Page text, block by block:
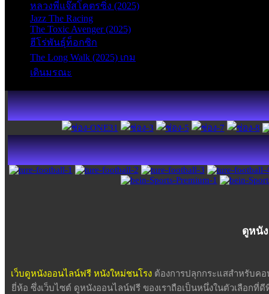
หลวงพี่แจ๊สโคตรซิ่ง (2025)
Jazz The Racing
The Toxic Avenger (2025)
ฮีโร่พันธุ์ท็อกซิก
The Long Walk (2025) เกม
เดินมรณะ
ดูหนั
เว็บดูหนังออนไลน์ฟรี หนังใหม่ชนโรง ต้องการปลุกกระแสสำหรับค
ยี่ห้อ ซึ่งเว็บไซต์ ดูหนังออนไลน์ฟรี ของเราถือเป็นหนึ่งในตัวเลือกที่